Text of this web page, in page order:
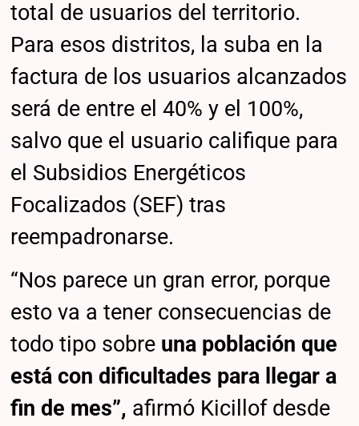
total de usuarios del territorio.
Para esos distritos, la suba en la
factura de los usuarios alcanzados
será de entre el 40% y el 100%,
salvo que el usuario califique para
el Subsidios Energéticos
Focalizados (SEF) tras
reempadronarse.
“Nos parece un gran error, porque
esto va a tener consecuencias de
todo tipo sobre una población que
está con dificultades para llegar a
fin de mes”, afirmó Kicillof desde